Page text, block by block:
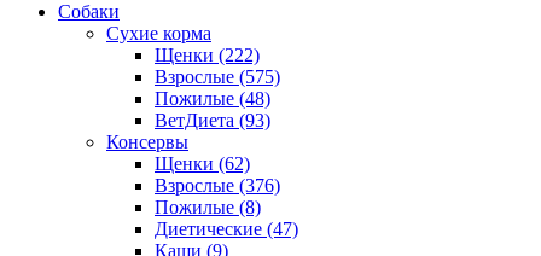
Собаки
Сухие корма
Щенки (222)
Взрослые (575)
Пожилые (48)
ВетДиета (93)
Консервы
Щенки (62)
Взрослые (376)
Пожилые (8)
Диетические (47)
Каши (9)